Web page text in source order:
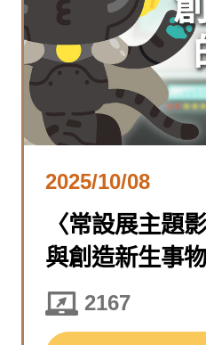
2025/10/08
〈常設展主題
與創造新生事
2167